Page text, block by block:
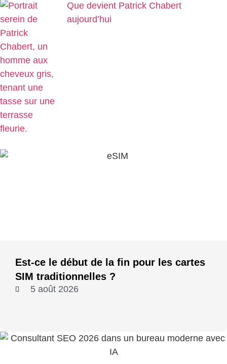
Que devient Patrick Chabert
aujourd’hui
Est-ce le début de la fin pour les cartes
SIM traditionnelles ?
5 août 2026